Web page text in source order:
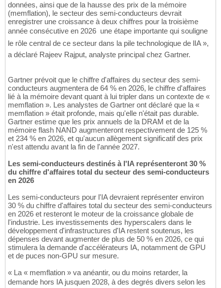
données, ainsi que de la hausse des prix de la mémoire
(memflation), le secteur des semi-conducteurs devrait
enregistrer une croissance à deux chiffres pour la troisième
année consécutive en 2026  une étape importante qui souligne
le rôle central de ce secteur dans la pile technologique de lIA »,
a déclaré Rajeev Rajput, analyste principal chez Gartner.
Gartner prévoit que le chiffre d'affaires du secteur des semi-
conducteurs augmentera de 64 % en 2026, le chiffre d'affaires
lié à la mémoire devant quant à lui tripler dans un contexte de «
memflation ». Les analystes de Gartner ont déclaré que la «
memflation » était profonde, mais qu'elle n'était pas durable.
Gartner estime que les prix annuels de la DRAM et de la
mémoire flash NAND augmenteront respectivement de 125 %
et 234 % en 2026, et qu'aucun allègement significatif des prix
n'est attendu avant la fin de l'année 2027.
Les semi-conducteurs destinés à l'IA représenteront 30 %
du chiffre d'affaires total du secteur des semi-conducteurs
en 2026
Les semi-conducteurs pour l'IA devraient représenter environ
30 % du chiffre d'affaires total du secteur des semi-conducteurs
en 2026 et resteront le moteur de la croissance globale de
l'industrie. Les investissements des hyperscalers dans le
développement d'infrastructures d'IA restent soutenus, les
dépenses devant augmenter de plus de 50 % en 2026, ce qui
stimulera la demande d'accélérateurs IA, notamment de GPU
et de puces non-GPU sur mesure.
« La « memflation » va anéantir, ou du moins retarder, la
demande hors IA jusquen 2028, à des degrés divers selon les